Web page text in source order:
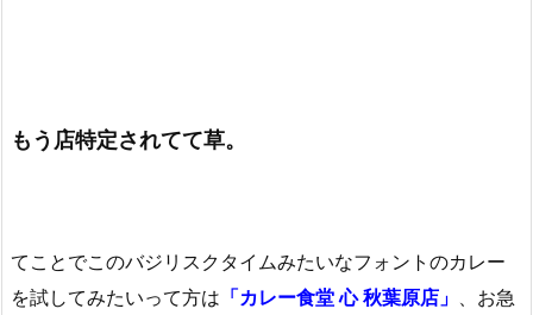
もう店特定されてて草。
てことでこのバジリスクタイムみたいなフォントのカレー
を試してみたいって方は 「カレー食堂 心 秋葉原店」 、お急